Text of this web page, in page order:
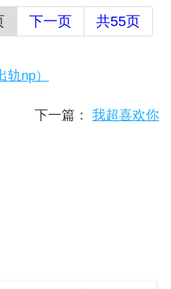
下一页 共55页
np）
下一篇： 我超喜欢你